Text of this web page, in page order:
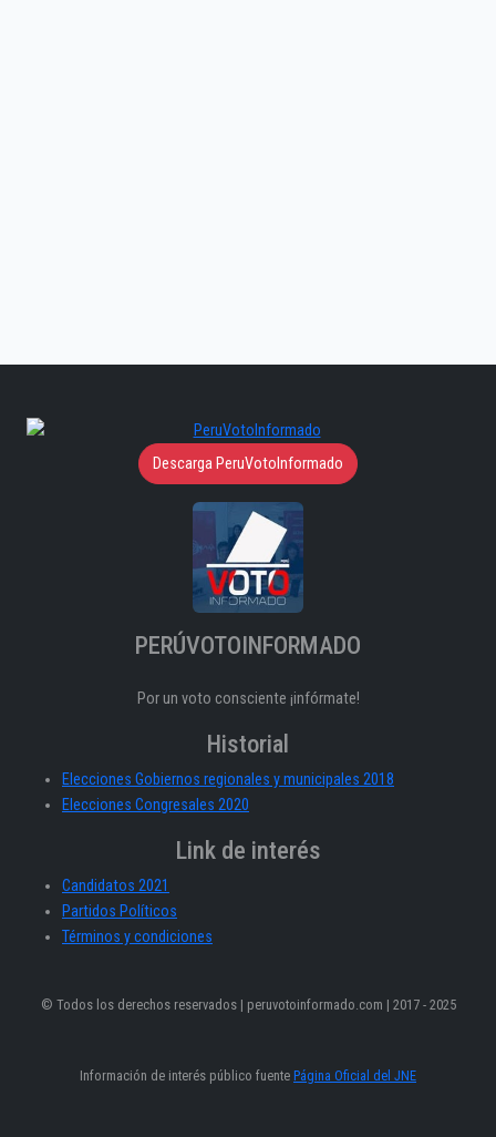
Descarga PeruVotoInformado
PERÚVOTOINFORMADO
Por un voto consciente ¡infórmate!
Historial
Elecciones Gobiernos regionales y municipales 2018
Elecciones Congresales 2020
Link de interés
Candidatos 2021
Partidos Políticos
Términos y condiciones
© Todos los derechos reservados | peruvotoinformado.com | 2017 - 2025
Información de interés público fuente Página Oficial del JNE